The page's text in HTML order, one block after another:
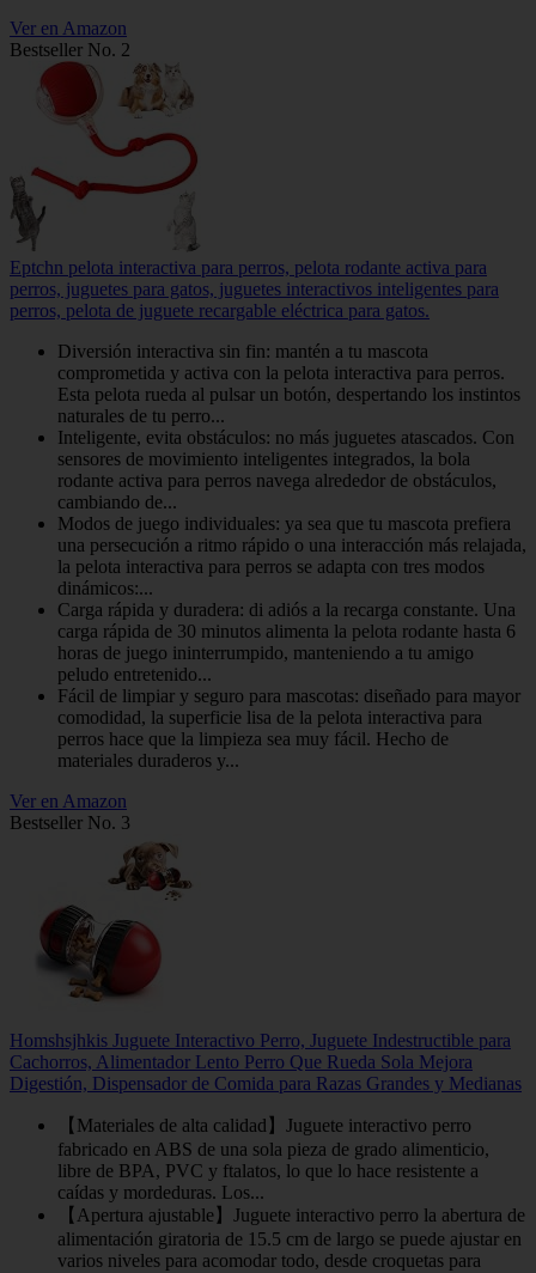
Ver en Amazon
Bestseller No. 2
Eptchn pelota interactiva para perros, pelota rodante activa para
perros, juguetes para gatos, juguetes interactivos inteligentes para
perros, pelota de juguete recargable eléctrica para gatos.
Diversión interactiva sin fin: mantén a tu mascota
comprometida y activa con la pelota interactiva para perros.
Esta pelota rueda al pulsar un botón, despertando los instintos
naturales de tu perro...
Inteligente, evita obstáculos: no más juguetes atascados. Con
sensores de movimiento inteligentes integrados, la bola
rodante activa para perros navega alrededor de obstáculos,
cambiando de...
Modos de juego individuales: ya sea que tu mascota prefiera
una persecución a ritmo rápido o una interacción más relajada,
la pelota interactiva para perros se adapta con tres modos
dinámicos:...
Carga rápida y duradera: di adiós a la recarga constante. Una
carga rápida de 30 minutos alimenta la pelota rodante hasta 6
horas de juego ininterrumpido, manteniendo a tu amigo
peludo entretenido...
Fácil de limpiar y seguro para mascotas: diseñado para mayor
comodidad, la superficie lisa de la pelota interactiva para
perros hace que la limpieza sea muy fácil. Hecho de
materiales duraderos y...
Ver en Amazon
Bestseller No. 3
Homshsjhkis Juguete Interactivo Perro, Juguete Indestructible para
Cachorros, Alimentador Lento Perro Que Rueda Sola Mejora
Digestión, Dispensador de Comida para Razas Grandes y Medianas
【Materiales de alta calidad】Juguete interactivo perro
fabricado en ABS de una sola pieza de grado alimenticio,
libre de BPA, PVC y ftalatos, lo que lo hace resistente a
caídas y mordeduras. Los...
【Apertura ajustable】Juguete interactivo perro la abertura de
alimentación giratoria de 15.5 cm de largo se puede ajustar en
varios niveles para acomodar todo, desde croquetas para